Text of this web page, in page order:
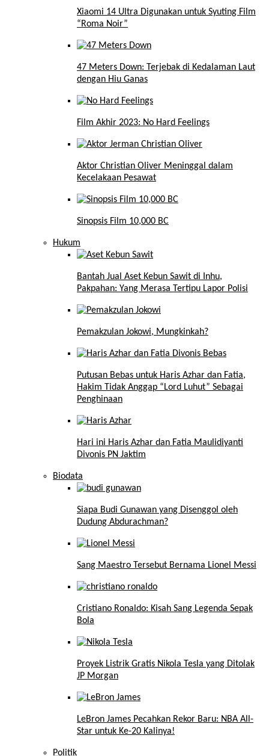
Xiaomi 14 Ultra Digunakan untuk Syuting Film
“Roma Noir”
47 Meters Down: Terjebak di Kedalaman Laut
dengan Hiu Ganas
Film Akhir 2023: No Hard Feelings
Aktor Christian Oliver Meninggal dalam
Kecelakaan Pesawat
Sinopsis Film 10,000 BC
Hukum
Bantah Jual Aset Kebun Sawit di Inhu,
Pakpahan: Yang Merasa Tertipu Lapor Polisi
Pemakzulan Jokowi, Mungkinkah?
Putusan Bebas untuk Haris Azhar dan Fatia,
Hakim Tidak Anggap “Lord Luhut” Sebagai
Penghinaan
Hari ini Haris Azhar dan Fatia Maulidiyanti
Divonis PN Jaktim
Biodata
Siapa Budi Gunawan yang Disenggol oleh
Dudung Abdurachman?
Sang Maestro Tersebut Bernama Lionel Messi
Cristiano Ronaldo: Kisah Sang Legenda Sepak
Bola
Proyek Listrik Gratis Nikola Tesla yang Ditolak
JP Morgan
LeBron James Pecahkan Rekor Baru: NBA All-
Star untuk Ke-20 Kalinya!
Politik